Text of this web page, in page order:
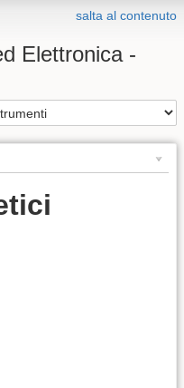
salta al contenuto
Elettronica -